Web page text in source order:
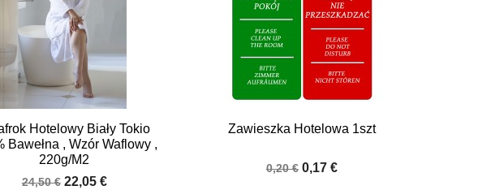
Hotelowy Biały Tokio
Bawełna , Wzór Waflowy ,
220g/m2
24,50 € 22,05 €
Quick view Zawieszka Hotelowa 1szt
0,20 € 0,17 €
Quick view